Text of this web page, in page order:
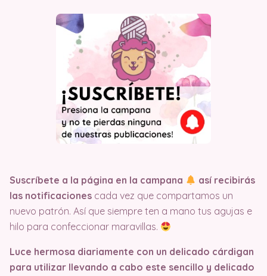
Suscríbete a la página en la campana
así recibirás
las notificaciones cada vez que compartamos un
nuevo patrón. Así que siempre ten a mano tus agujas e
hilo para confeccionar maravillas.
Luce hermosa diariamente con un delicado cárdigan
para utilizar llevando a cabo este sencillo y delicado